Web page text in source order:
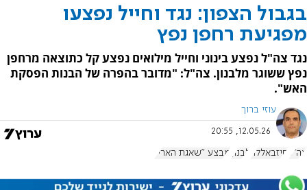
בגבול הצפון: נגד וחייל נפצעו
מפגיעת רחפן נפץ
נגד צה"ל נפצע בינוני וחייל מילואים נפצע קל כתוצאה מרחפן
נפץ ששוגר מלבנון. צה"ל: "מדובר בהפרה של הבנות הפסקת
האש".
עוזי ברוך
12.05.26, 20:55
צה"ל חיזבאללה לבנון מבצע "שאגת הארי"